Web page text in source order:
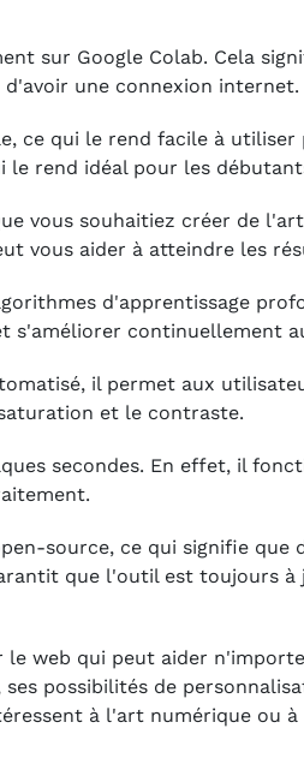
sur Google Colab. Cela
une connexion internet.
ce qui le rend facile à
le rend idéal pour les
vous souhaitiez créer de
vous aider à atteindre les
d'apprentissage
s'améliorer continuellement
il permet aux
et le contraste.
secondes. En effet, il
source, ce qui signifie que
que l'outil est toujours à
le web qui peut aider
possibilités de
à l'art numérique ou